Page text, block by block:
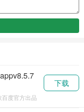
度官方出品
下载